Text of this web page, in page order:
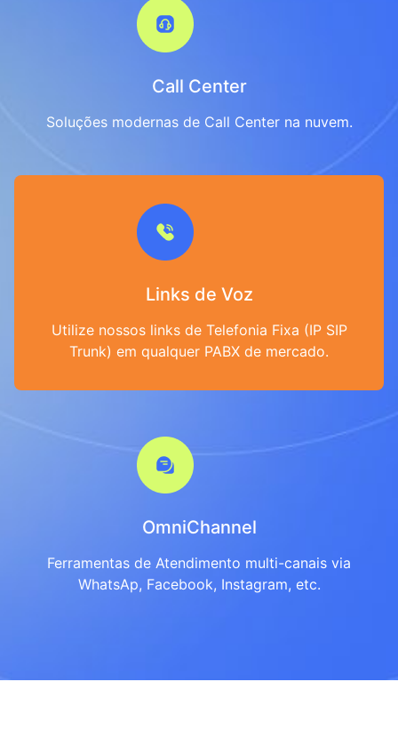
Links de Voz
Utilize nossos links de Telefonia Fixa (IP SIP
Trunk) em qualquer PABX de mercado.
OmniChannel
Ferramentas de Atendimento multi-canais via
WhatsAp, Facebook, Instagram, etc.
Call Center
Soluções modernas de Call Center na nuvem.